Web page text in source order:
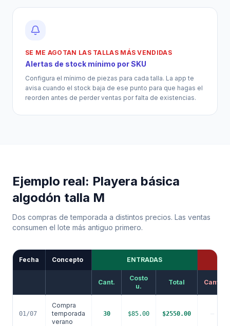
SE ME AGOTAN LAS TALLAS MÁS VENDIDAS
Alertas de stock mínimo por SKU
Configura el mínimo de piezas para cada talla. La app te
avisa cuando el stock baja de ese punto para que hagas el
reorden antes de perder ventas por falta de existencias.
Ejemplo real: Playera básica
algodón talla M
Dos compras de temporada a distintos precios. Las ventas
consumen el lote más antiguo primero.
Fecha Concepto ENTRADAS
Cant.
Costo
u.
Total Cant.
01/07
Compra
temporada
verano
30 $85.00 $2550.00 —